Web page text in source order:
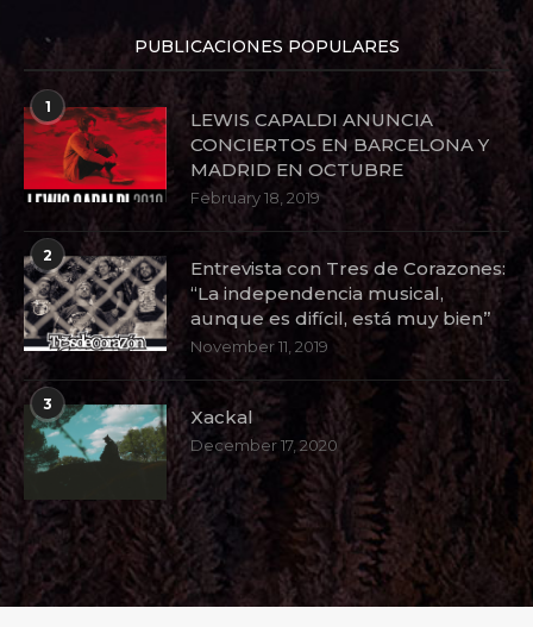
PUBLICACIONES POPULARES
1
LEWIS CAPALDI ANUNCIA
CONCIERTOS EN BARCELONA Y
MADRID EN OCTUBRE
February 18, 2019
2
Entrevista con Tres de Corazones:
“La independencia musical,
aunque es difícil, está muy bien”
November 11, 2019
3
Xackal
December 17, 2020